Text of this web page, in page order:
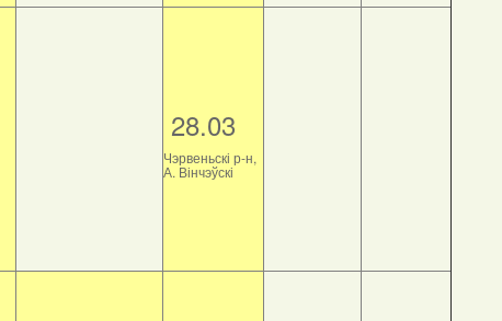
28.03
Чэрвеньскі р-н,
А. Вінчэўскі